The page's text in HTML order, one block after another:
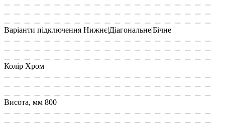
Варіанти підключення Нижнє|Діагональне|Бічне
Колір Хром
Висота, мм 800